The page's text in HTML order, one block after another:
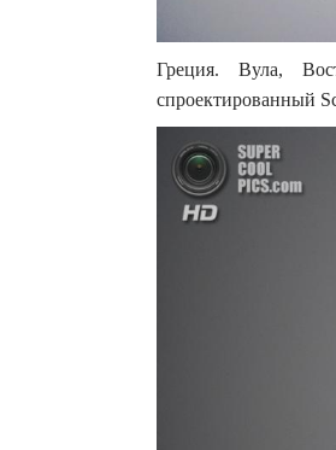
Греция. Вула,
спроектированный